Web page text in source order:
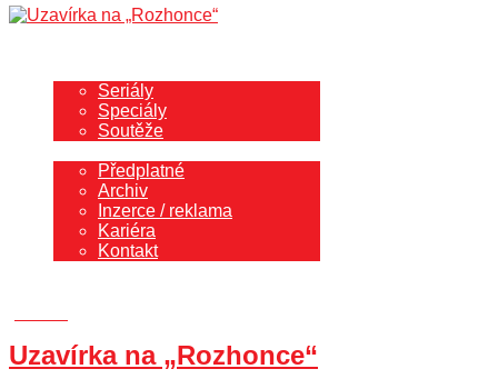
Společnost
Seriály
Speciály
Soutěže
Předplatné
Archiv
Inzerce / reklama
Kariéra
Kontakt
Uzavírka na „Rozhonce“